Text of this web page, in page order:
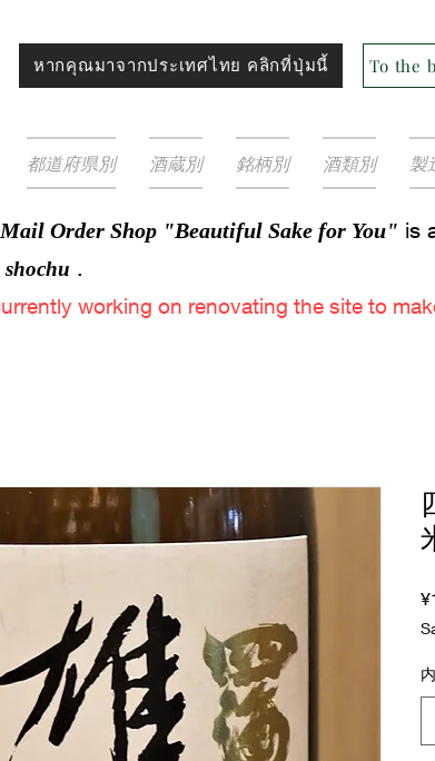
หากคุณมาจากประเทศไทย คลิกที่ปุ่มนี้ To the
都道府県別 酒蔵別 銘柄別 酒類別 製
Mail Order Shop "Beautiful Sake for You" is
shochu .
working on renovating the site to